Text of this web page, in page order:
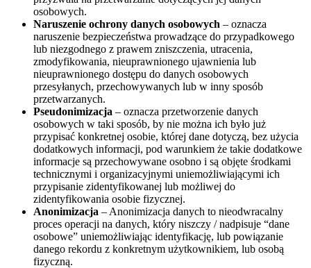
osobowych.
Naruszenie ochrony danych osobowych – oznacza
naruszenie bezpieczeństwa prowadzące do przypadkowego
lub niezgodnego z prawem zniszczenia, utracenia,
zmodyfikowania, nieuprawnionego ujawnienia lub
nieuprawnionego dostępu do danych osobowych
przesyłanych, przechowywanych lub w inny sposób
przetwarzanych.
Pseudonimizacja – oznacza przetworzenie danych
osobowych w taki sposób, by nie można ich było już
przypisać konkretnej osobie, której dane dotyczą, bez użycia
dodatkowych informacji, pod warunkiem że takie dodatkowe
informacje są przechowywane osobno i są objęte środkami
technicznymi i organizacyjnymi uniemożliwiającymi ich
przypisanie zidentyfikowanej lub możliwej do
zidentyfikowania osobie fizycznej.
Anonimizacja – Anonimizacja danych to nieodwracalny
proces operacji na danych, który niszczy / nadpisuje “dane
osobowe” uniemożliwiając identyfikację, lub powiązanie
danego rekordu z konkretnym użytkownikiem, lub osobą
fizyczną.